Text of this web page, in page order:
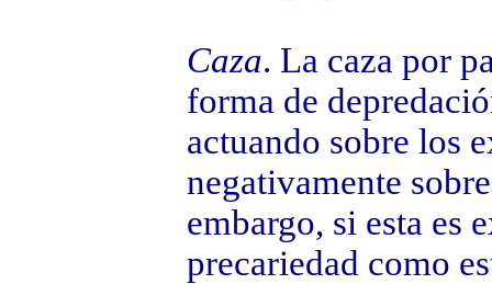
Caza. La caza por
forma de
actuando sobre los
negativamente
embargo, si esta es
precariedad como